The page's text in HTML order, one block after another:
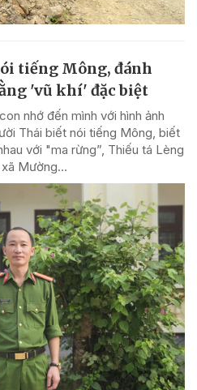
tiếng Mông, đánh
'vũ khí' đặc biệt
nhớ đến mình với hình ảnh
Thái biết nói tiếng Mông, biết
với "ma rừng”, Thiếu tá Lèng
Mường...